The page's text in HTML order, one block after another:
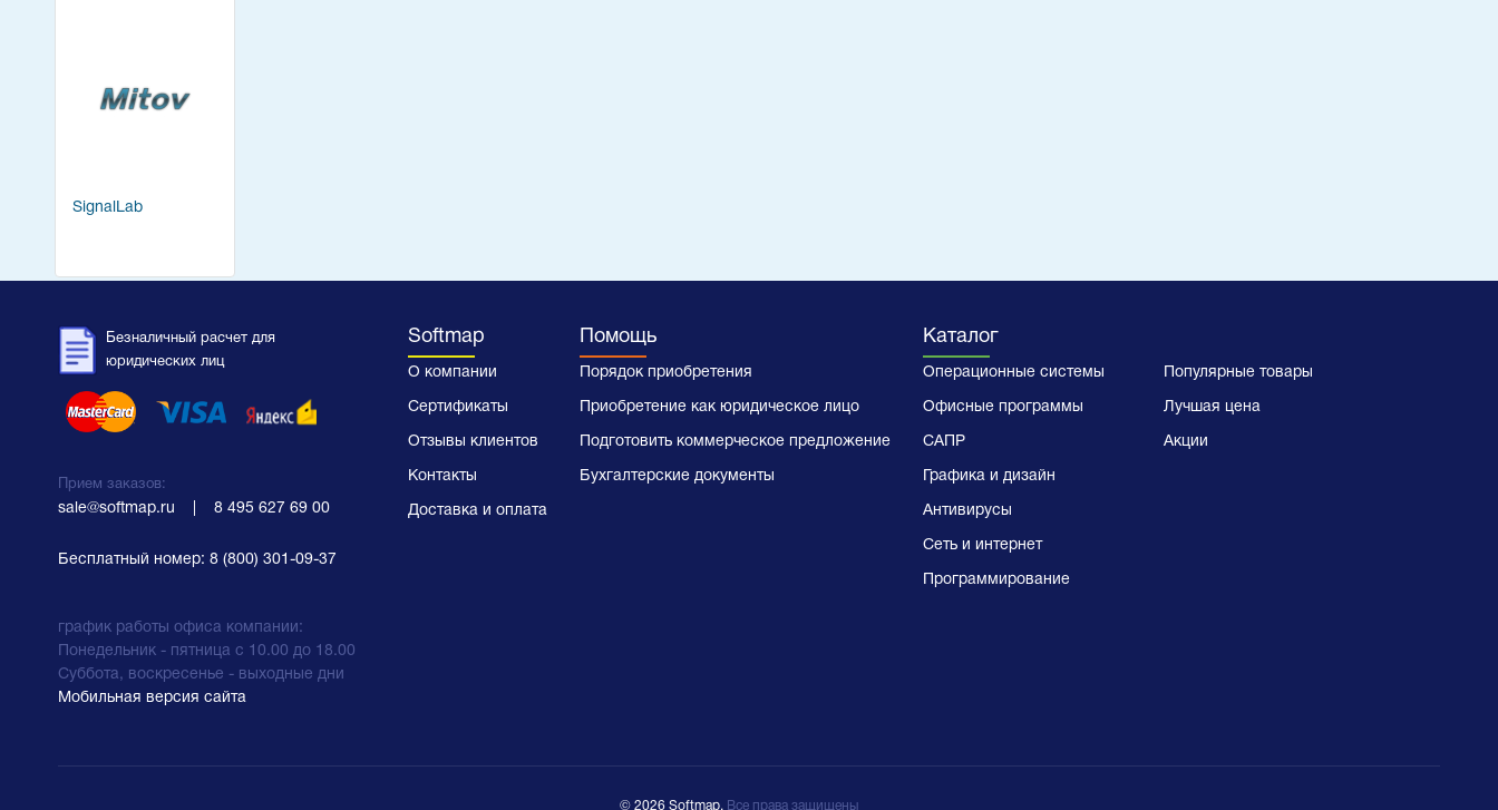
SignalLab
Безналичный расчет для
юридических лиц
Прием заказов:
sale@softmap.ru 8 495 627 69 00
Бесплатный номер: 8 (800) 301-09-37
график работы офиса компании:
Понедельник - пятница с 10.00 до 18.00
Суббота, воскресенье - выходные дни
Softmap
О компании
Сертификаты
Отзывы клиентов
Контакты
Доставка и оплата
Помощь
Порядок приобретения
Приобретение как юридическое лицо
Подготовить коммерческое предложение
Бухгалтерские документы
Каталог
Операционные системы
Офисные программы
САПР
Графика и дизайн
Антивирусы
Сеть и интернет
Программирование
Популярные товары
Лучшая цена
Акции
Мобильная версия сайта
© 2026 Softmap, Все права защищены